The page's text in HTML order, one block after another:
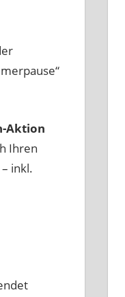
Aktion
Ihren
inkl.